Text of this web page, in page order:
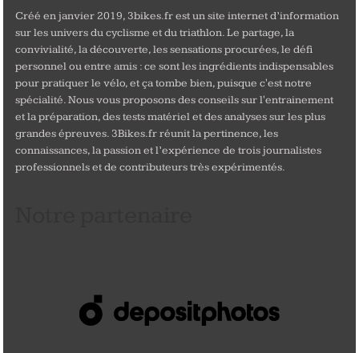
Créé en janvier 2019, 3bikes.fr est un site internet d’information
sur les univers du cyclisme et du triathlon. Le partage, la
convivialité, la découverte, les sensations procurées, le défi
personnel ou entre amis : ce sont les ingrédients indispensables
pour pratiquer le vélo, et ça tombe bien, puisque c'est notre
spécialité. Nous vous proposons des conseils sur l'entrainement
et la préparation, des tests matériel et des analyses sur les plus
grandes épreuves. 3Bikes.fr réunit la pertinence, les
connaissances, la passion et l’expérience de trois journalistes
professionnels et de contributeurs très expérimentés.